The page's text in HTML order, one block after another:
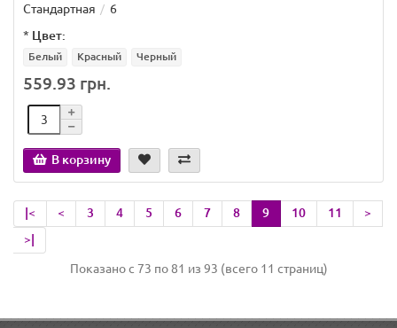
Стандартная
6
* Цвет:
Белый Красный Черный
559.93 грн.
В корзину
|< < 3 4 5 6 7 8 9 10 11
>
>|
Показано с 73 по 81 из 93 (всего 11 страниц)